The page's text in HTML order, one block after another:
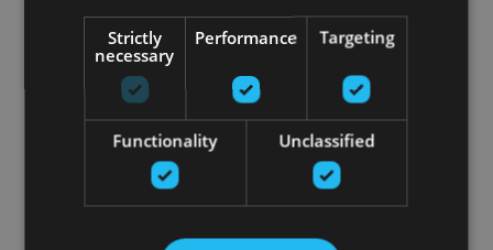
Strictly
necessary
Performance Targeting
Functionality Unclassified